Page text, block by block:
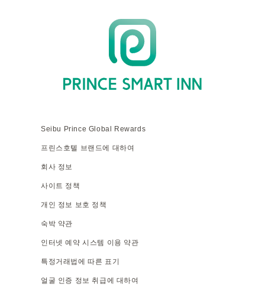
Seibu Prince Global Rewards
프린스호텔 브랜드에 대하여
회사 정보
사이트 정책
개인 정보 보호 정책
숙박 약관
인터넷 예약 시스템 이용 약관
특정거래법에 따른 표기
얼굴 인증 정보 취급에 대하여